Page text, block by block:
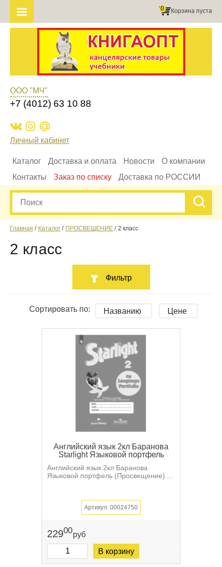
Корзина пуста
0
ООО "МЧ"
+7 (4012) 63 10 88
Личный кабинет
Каталог Доставка и оплата Новости
О компании
Контакты
Заказ по списку Доставка по РОССИИ
Главная Каталог ПРОСВЕЩЕНИЕ 2 класс
2 класс
Фильтр
Сортировать по: Названию Цене
Английский язык 2кл Баранова
Starlight Языковой портфель
Английский язык 2кл Баранова
Языковой портфель (Просвещение) ...
Артикул: 00024750
22900руб
В корзину